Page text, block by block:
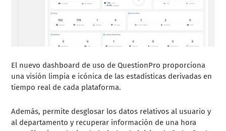
El nuevo dashboard de uso de QuestionPro proporciona
una visión limpia e icónica de las estadísticas derivadas en
tiempo real de cada plataforma.
Además, permite desglosar los datos relativos al usuario y
al departamento y recuperar información de una hora